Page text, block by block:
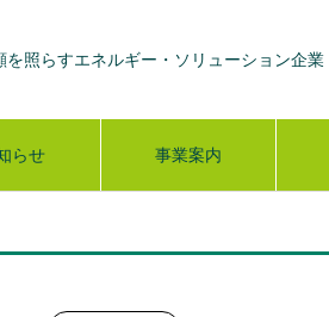
を照らすエネルギー・ソリューション企業
らせ 事業案内